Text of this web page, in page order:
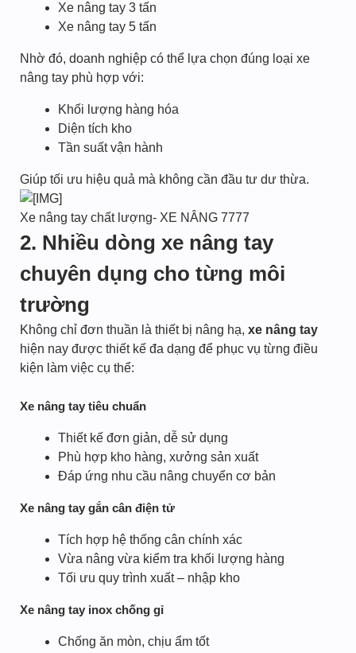
Xe nâng tay 3 tấn
Xe nâng tay 5 tấn
Nhờ đó, doanh nghiệp có thể lựa chọn đúng loại xe
nâng tay phù hợp với:
Khối lượng hàng hóa
Diện tích kho
Tần suất vận hành
Giúp tối ưu hiệu quả mà không cần đầu tư dư thừa.
Xe nâng tay chất lượng- XE NÂNG 7777
2. Nhiều dòng xe nâng tay
chuyên dụng cho từng môi
trường
Không chỉ đơn thuần là thiết bị nâng hạ, xe nâng tay
hiện nay được thiết kế đa dạng để phục vụ từng điều
kiện làm việc cụ thể:
Xe nâng tay tiêu chuẩn
Thiết kế đơn giản, dễ sử dụng
Phù hợp kho hàng, xưởng sản xuất
Đáp ứng nhu cầu nâng chuyển cơ bản
Xe nâng tay gắn cân điện tử
Tích hợp hệ thống cân chính xác
Vừa nâng vừa kiểm tra khối lượng hàng
Tối ưu quy trình xuất – nhập kho
Xe nâng tay inox chống gỉ
Chống ăn mòn, chịu ẩm tốt